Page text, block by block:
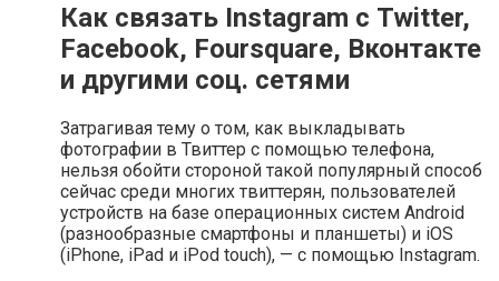
Как связать Instagram с Twitter,
Facebook, Foursquare, Вконтакте
и другими соц. сетями
Затрагивая тему о том, как выкладывать
фотографии в Твиттер с помощью телефона,
нельзя обойти стороной такой популярный способ
сейчас среди многих твиттерян, пользователей
устройств на базе операционных систем Android
(разнообразные смартфоны и планшеты) и iOS
(iPhone, iPad и iPod touch), — с помощью Instagram.